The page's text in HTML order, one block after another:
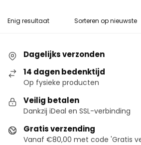
Enig resultaat
Dagelijks verzonden
14 dagen bedenktijd
Op fysieke producten
Veilig betalen
Dankzij iDeal en SSL-verbinding
Gratis verzending
Vanaf €80,00 met code 'Gratis